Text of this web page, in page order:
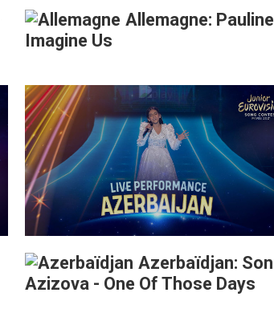
Allemagne:
Imagine Us
Azerbaïdjan:
Azizova - One Of Those Days